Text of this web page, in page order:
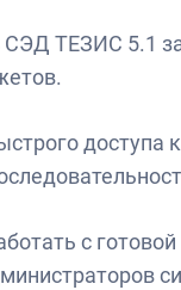
ТЕЗИС 5.1
с